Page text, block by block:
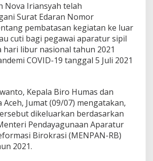
L
b
u
r
N
o
n
a
Nova Iriansyah telah
Surat Edaran Nomor
pembatasan kegiatan ke luar
cuti bagi pegawai aparatur sipil
hari libur nasional tahun 2021
COVID-19 tanggal 5 Juli 2021
Kepala Biro Humas dan
Jumat (09/07) mengatakan,
dikeluarkan berdasarkan
Pendayagunaan Aparatur
Birokrasi (MENPAN-RB)
2021.